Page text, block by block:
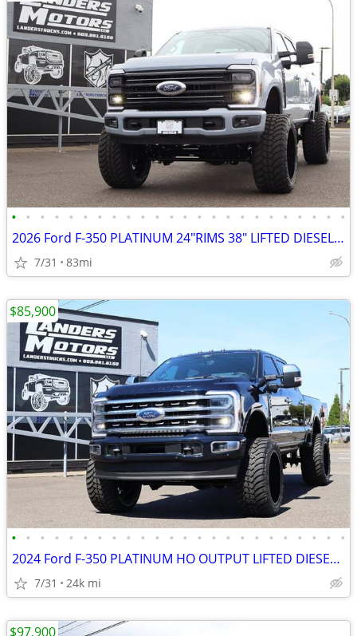
• • • • • • • • • • • • • • • • • • • • • • • •
2026 Ford F-350 PLATINUM 24"RIMS 38" LIFTED DIESEL TRUCK 4X4 LOADED
7/31 83mi
• • • • • • • • • • • • • • • • • • • • • • • •
2024 Ford F-350 PLATINUM HO OUTPUT LIFTED DIESEL TRUCK 4X4 LOADED
7/31 24k mi
$85,900
$97,900